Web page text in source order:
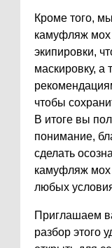
Кроме того,
камуфляж мох
экипировки,
маскировку, а
чтобы
В итоге вы
понимание,
сделать
камуфляж
любых
Приглашаем
разбор этого